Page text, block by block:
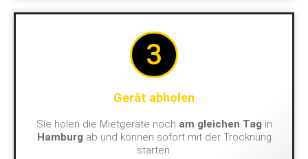
3
Gerät abholen
Sie holen die Mietgeräte noch am gleichen Tag in
Hamburg ab und können sofort mit der Trocknung
starten.